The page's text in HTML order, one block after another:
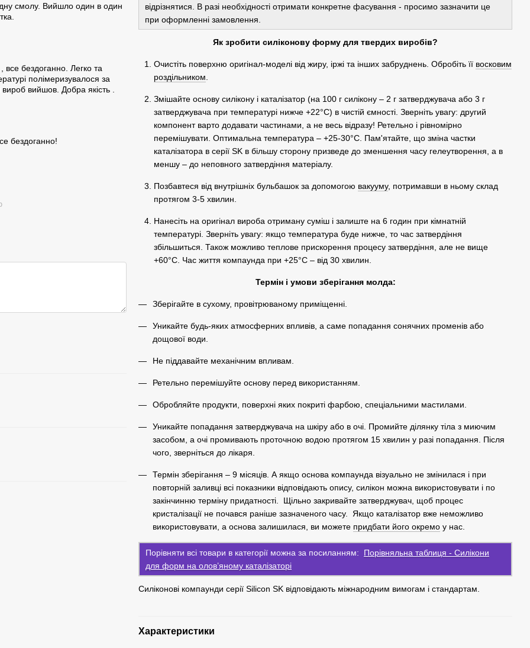
смолу. Вийшло один в один
все бездоганно. Легко та
полімеризувалося за
вийшов. Добра якість .
бездоганно!
відрізнятися. В разі необхідності отримати конкретне фасування - просимо зазначити це
при оформленні замовлення.
Як зробити силіконову форму для твердих виробів?
Очистіть поверхню оригінал-моделі від жиру, іржі та інших забруднень. Обробіть її восковим
роздільником
Змішайте основу силікону і каталізатор (на 100 г силікону – 2 г затверджувача або 3 г
затверджувача при температурі нижче +22°C) в чистій ємності. Зверніть увагу: другий
компонент варто додавати частинами, а не весь відразу! Ретельно і рівномірно
перемішувати. Оптимальна температура – +25-30°C. Пам'ятайте, що зміна частки
каталізатора в серії SK в більшу сторону призведе до зменшення часу гелеутворення, а в
меншу – до неповного затвердіння матеріалу.
Позбавтеся від внутрішніх бульбашок за допомогою вакууму, потримавши в ньому склад
протягом 3-5 хвилин.
Нанесіть на оригінал вироба отриману суміш і залиште на 6 годин при кімнатній
температурі. Зверніть увагу: якщо температура буде нижче, то час затвердіння
збільшиться. Також можливо теплове прискорення процесу затвердіння, але не вище
+60°C. Час життя компаунда при +25°C – від 30 хвилин.
Термін і умови зберігання молда:
Зберігайте в сухому, провітрюваному приміщенні.
Уникайте будь-яких атмосферних впливів, а саме попадання сонячних променів або
дощової води.
Не піддавайте механічним впливам.
Ретельно перемішуйте основу перед використанням.
Обробляйте продукти, поверхні яких покриті фарбою, спеціальними мастилами.
Уникайте попадання затверджувача на шкіру або в очі. Промийте ділянку тіла з миючим
засобом, а очі промивають проточною водою протягом 15 хвилин у разі попадання. Після
чого, зверніться до лікаря.
Термін зберігання – 9 місяців. А якщо основа компаунда візуально не змінилася і при
повторній заливці всі показники відповідають опису, силікон можна використовувати і по
закінчинню терміну придатності. Щільно закривайте затверджувач, щоб процес
кристалізації не почався раніше зазначеного часу. Якщо каталізатор вже неможливо
використовувати, а основа залишилася, ви можете придбати його окремо у нас.
Порівняти всі товари в категорії можна за посиланням: Порівняльна таблиця - Силікони
для форм на олов’яному каталізаторі
Силіконові компаунди серії Silicon SK відповідають міжнародним вимогам і стандартам.
Характеристики